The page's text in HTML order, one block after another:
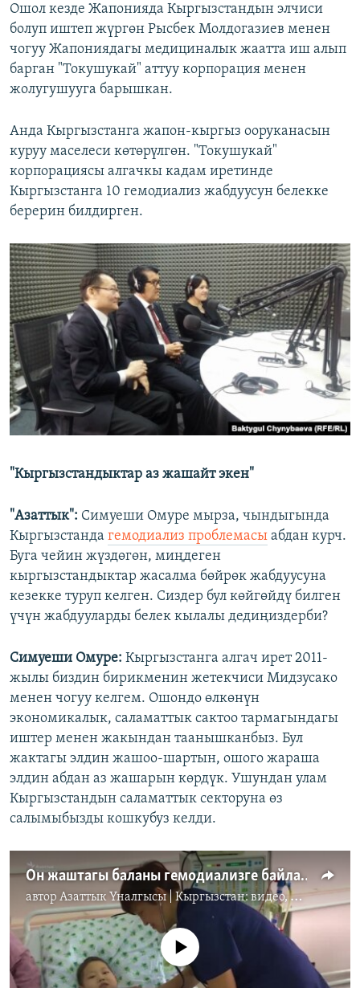
Ошол кезде Жапонияда Кыргызстандын элчиси
болуп иштеп жүргөн Рысбек Молдогазиев менен
чогуу Жапониядагы медициналык жаатта иш алып
барган "Токушукай" аттуу корпорация менен
жолугушууга барышкан.
Анда Кыргызстанга жапон-кыргыз ооруканасын
куруу маселеси көтөрүлгөн. "Токушукай"
корпорациясы алгачкы кадам иретинде
Кыргызстанга 10 гемодиализ жабдуусун белекке
берерин билдирген.
"Кыргызстандыктар аз жашайт экен"
"Азаттык": Симуеши Омуре мырза, чындыгында
Кыргызстанда гемодиализ проблемасы абдан курч.
Буга чейин жүздөгөн, миңдеген
кыргызстандыктар жасалма бөйрөк жабдуусуна
кезекке туруп келген. Сиздер бул көйгөйдү билген
үчүн жабдууларды белек кылалы дедиңиздерби?
Симуеши Омуре: Кыргызстанга алгач ирет 2011-
жылы биздин бирикменин жетекчиси Мидзусако
менен чогуу келгем. Ошондо өлкөнүн
экономикалык, саламаттык сактоо тармагындагы
иштер менен жакындан таанышканбыз. Бул
жактагы элдин жашоо-шартын, ошого жараша
элдин абдан аз жашарын көрдүк. Ушундан улам
Кыргызстандын саламаттык секторуна өз
салымыбызды кошкубуз келди.
Он жаштагы баланы гемодиализге байлаган дарт
автор Азаттык Үналгысы | Кыргызстан: видео, фото, кабарлар
No media source currently available